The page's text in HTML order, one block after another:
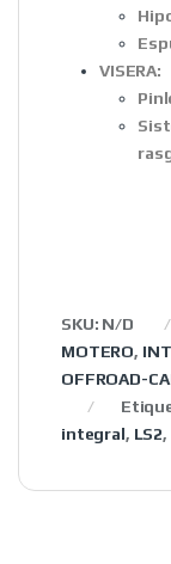
VISERA:
SKU: N/D
MOTERO,
OFFROAD-
integral, LS2,